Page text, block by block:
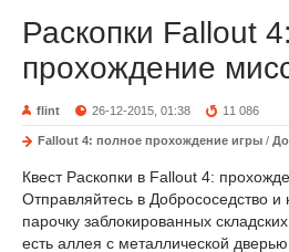
Раскопки Fallout
прохождение
flint 26-12-2015, 01:38 11 086
Fallout 4: полное прохождение игры /
Квест Раскопки в Fallout 4:
Отправляйтесь в Добрососедство
парочку заблокированных
есть аллея с металлической дверью